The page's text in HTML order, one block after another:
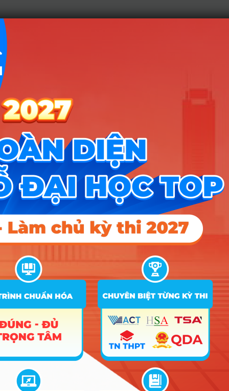
Công cụ
Trắc nghiệm MBTI
Tra cứu đề án tuyển sinh
Tư vấn hướng nghiệp
Tin tức
Tin tuyển sinh Đại học
Về chúng tôi
Điều khoản dịch vụ